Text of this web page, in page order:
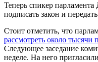
Теперь спикер
подписать закон и
Стоит отметить, что
рассмотреть около тысячи
Следующее заседание
неделе. На него